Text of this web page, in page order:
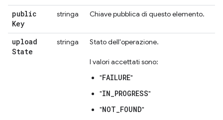
public
Key
stringa Chiave pubblica di questo elemento.
upload
State
stringa Stato dell'operazione.
I valori accettati sono:
"FAILURE"
"IN_PROGRESS"
"NOT_FOUND"